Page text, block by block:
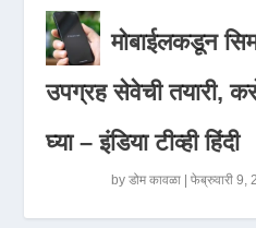
मोबाईलकडून
उपग्रह सेवेची तयारी,
घ्या – इंडिया टीव्ही हिंदी
byडोम कावळा |फेब्रुवारी 9,